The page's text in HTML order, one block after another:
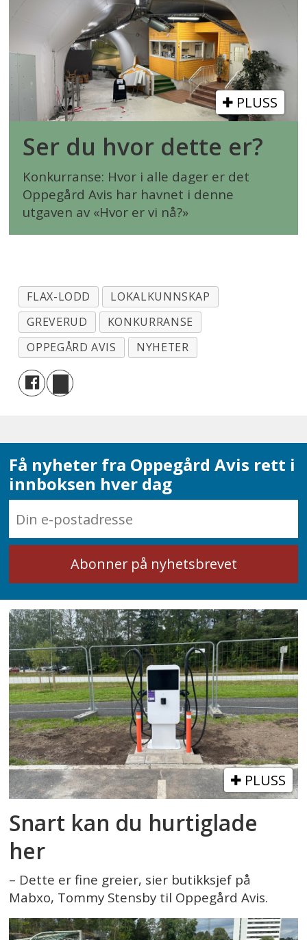
PLUSS
Ser du hvor dette er?
Konkurranse: Hvor i alle dager er det
Oppegård Avis har havnet i denne
utgaven av «Hvor er vi nå?»
FLAX-LODD
LOKALKUNNSKAP
GREVERUD
KONKURRANSE
OPPEGÅRD AVIS
NYHETER
Få nyheter fra Oppegård Avis rett i
innboksen hver dag
PLUSS
Snart kan du hurtiglade
her
– Dette er fine greier, sier butikksjef på
Mabxo, Tommy Stensby til Oppegård Avis.